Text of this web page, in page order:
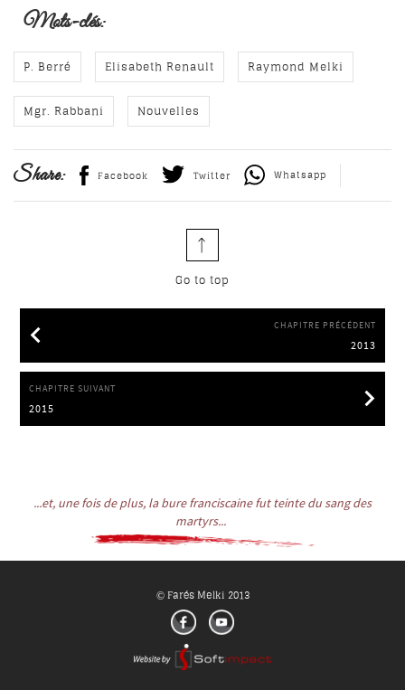
Mots-clés:
P. Berré Elisabeth Renault Raymond Melki
Mgr. Rabbani Nouvelles
Share: Facebook Twitter Whatsapp
Go to top
CHAPITRE PRÉCÉDENT
2013
2013
CHAPITRE SUIVANT
2015
2015
...et, une fois de plus, la bure franciscaine fut teinte du sang des
martyrs...
© Farés Melki 2013